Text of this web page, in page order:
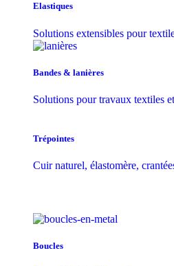
Elastiques
Solutions extensibles pour
Bandes & lanières
Solutions pour travaux textiles
Trépointes
Cuir naturel, élastomère,
Boucles